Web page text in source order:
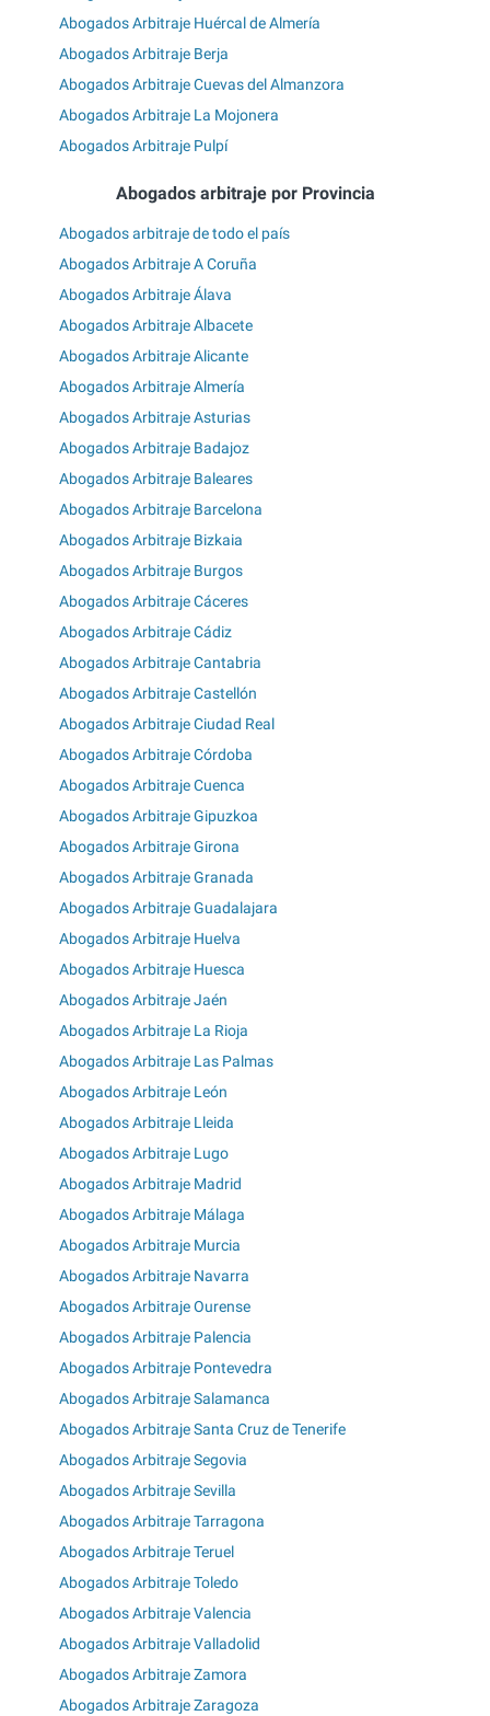
Abogados Arbitraje Huércal de Almería
Abogados Arbitraje Berja
Abogados Arbitraje Cuevas del Almanzora
Abogados Arbitraje La Mojonera
Abogados Arbitraje Pulpí
Abogados arbitraje por Provincia
Abogados arbitraje de todo el país
Abogados Arbitraje A Coruña
Abogados Arbitraje Álava
Abogados Arbitraje Albacete
Abogados Arbitraje Alicante
Abogados Arbitraje Almería
Abogados Arbitraje Asturias
Abogados Arbitraje Badajoz
Abogados Arbitraje Baleares
Abogados Arbitraje Barcelona
Abogados Arbitraje Bizkaia
Abogados Arbitraje Burgos
Abogados Arbitraje Cáceres
Abogados Arbitraje Cádiz
Abogados Arbitraje Cantabria
Abogados Arbitraje Castellón
Abogados Arbitraje Ciudad Real
Abogados Arbitraje Córdoba
Abogados Arbitraje Cuenca
Abogados Arbitraje Gipuzkoa
Abogados Arbitraje Girona
Abogados Arbitraje Granada
Abogados Arbitraje Guadalajara
Abogados Arbitraje Huelva
Abogados Arbitraje Huesca
Abogados Arbitraje Jaén
Abogados Arbitraje La Rioja
Abogados Arbitraje Las Palmas
Abogados Arbitraje León
Abogados Arbitraje Lleida
Abogados Arbitraje Lugo
Abogados Arbitraje Madrid
Abogados Arbitraje Málaga
Abogados Arbitraje Murcia
Abogados Arbitraje Navarra
Abogados Arbitraje Ourense
Abogados Arbitraje Palencia
Abogados Arbitraje Pontevedra
Abogados Arbitraje Salamanca
Abogados Arbitraje Santa Cruz de Tenerife
Abogados Arbitraje Segovia
Abogados Arbitraje Sevilla
Abogados Arbitraje Tarragona
Abogados Arbitraje Teruel
Abogados Arbitraje Toledo
Abogados Arbitraje Valencia
Abogados Arbitraje Valladolid
Abogados Arbitraje Zamora
Abogados Arbitraje Zaragoza